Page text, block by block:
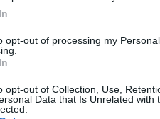
opt-out of processing my
opt-out of Collection, Use,
Data that Is Unrelated with
Herman Kovalchuk, Hugo
partido desta competição que
de primeiro, 18 de segundo e
recordes pessoais.
foi a mais medalhada em